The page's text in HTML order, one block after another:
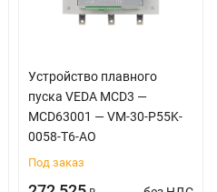
Устройство плавного
пуска VEDA MCD3 —
MCD63001 — VM-30-P55K-
0058-T6-AO
Под заказ